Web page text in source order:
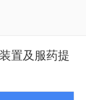
置及服药提